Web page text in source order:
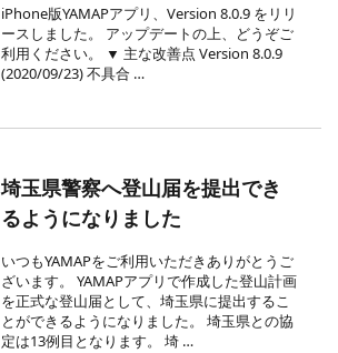
iPhone版YAMAPアプリ、Version 8.0.9 をリリ
ースしました。 アップデートの上、どうぞご
利用ください。 ▼ 主な改善点 Version 8.0.9
(2020/09/23) 不具合 …
埼玉県警察へ登山届を提出でき
るようになりました
いつもYAMAPをご利用いただきありがとうご
ざいます。 YAMAPアプリで作成した登山計画
を正式な登山届として、埼玉県に提出するこ
とができるようになりました。 埼玉県との協
定は13例目となります。 埼 …